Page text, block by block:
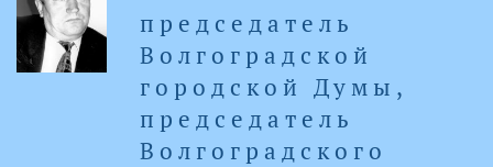
председатель
Волгоградской
городской Думы,
председатель
Волгоградского